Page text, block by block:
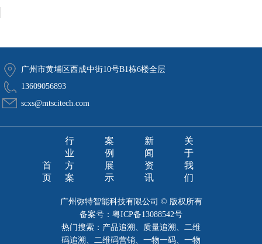
广州市黄埔区西成中街10号B1栋6楼全层
13609056893
scxs@mtscitech.com
首
页
行
业
方
案
案
例
展
示
新
闻
资
讯
关
于
我
们
广州弥特智能科技有限公司 © 版权所有
备案号： 粤ICP备13088542号
热门搜索：产品追溯、质量追溯、二维
码追溯、二维码营销、一物一码、一物